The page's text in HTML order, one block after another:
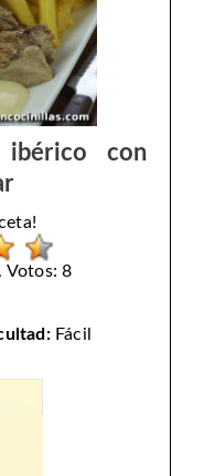
ibérico con
Votos: 8
Fácil